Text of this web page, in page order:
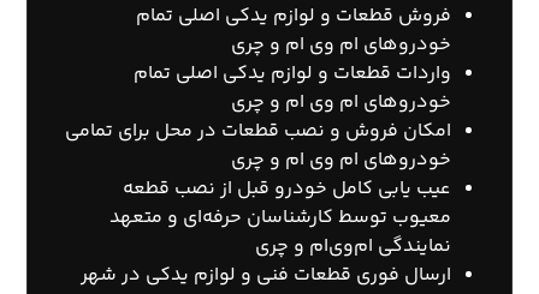
فروش قطعات و لوازم یدکی اصلی تمام
خودروهای ام وی ام و چری
واردات قطعات و لوازم یدکی اصلی تمام
خودروهای ام وی ام و چری
امکان فروش و نصب قطعات در محل برای تمامی
خودروهای ام وی ام و چری
عیب یابی کامل خودرو قبل از نصب قطعه
معیوب توسط کارشناسان حرفه‌ای و متعهد
نمایندگی ام‌وی‌ام و چری
ارسال فوری قطعات فنی و لوازم یدکی در شهر